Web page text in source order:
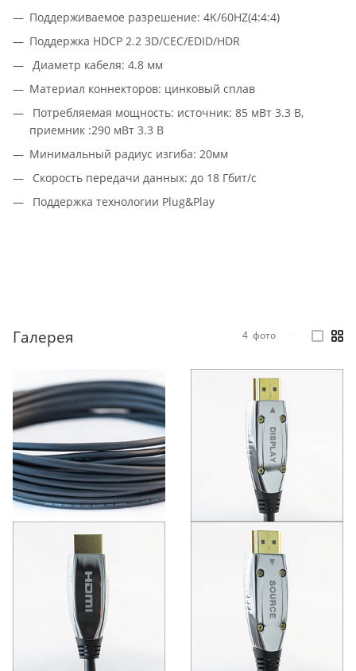
Поддерживаемое разрешение: 4K/60HZ(4:4:4)
Поддержка HDCP 2.2 3D/CEC/EDID/HDR
Диаметр кабеля: 4.8 мм
Материал коннекторов: цинковый сплав
Потребляемая мощность: источник: 85 мВт 3.3 В,
приемник :290 мВт 3.3 В
Минимальный радиус изгиба: 20мм
Скорость передачи данных: до 18 Гбит/с
Поддержка технологии Plug&Play
Галерея 4 фото